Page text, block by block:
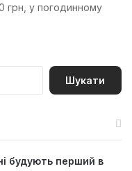
грн, у погодинному
П
будують перший в